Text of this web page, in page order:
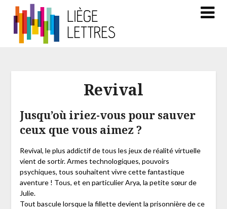
Revival
Jusqu’où iriez-vous pour sauver
ceux que vous aimez ?
Revival, le plus addictif de tous les jeux de réalité virtuelle
vient de sortir. Armes technologiques, pouvoirs
psychiques, tous souhaitent vivre cette fantastique
aventure ! Tous, et en particulier Arya, la petite sœur de
Julie.
Tout bascule lorsque la fillette devient la prisonnière de ce